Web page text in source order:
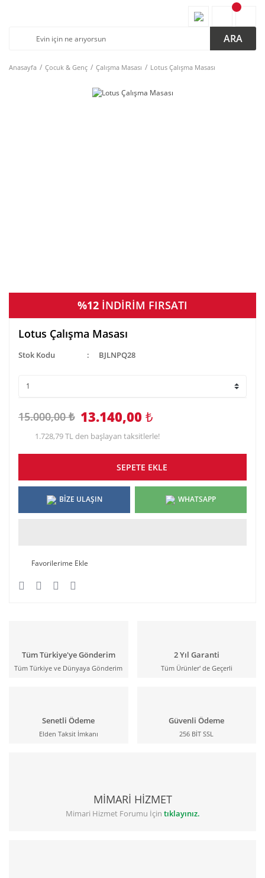
ARA
Anasayfa Çocuk & Genç Çalışma Masası Lotus Çalışma Masası
%12 İNDİRİM FIRSATI
Lotus Çalışma Masası
Stok Kodu BJLNPQ28
15.000,00 ₺ 13.140,00 ₺
1.728,79 TL den başlayan taksitlerle!
SEPETE EKLE
BİZE ULAŞIN WHATSAPP
Tüm Türkiye'ye Gönderim
Tüm Türkiye ve Dünyaya Gönderim
2 Yıl Garanti
Tüm Ürünler' de Geçerli
Senetli Ödeme
Elden Taksit İmkanı
Güvenli Ödeme
256 BİT SSL
MİMARİ HİZMET
Mimari Hizmet Forumu İçin tıklayınız.